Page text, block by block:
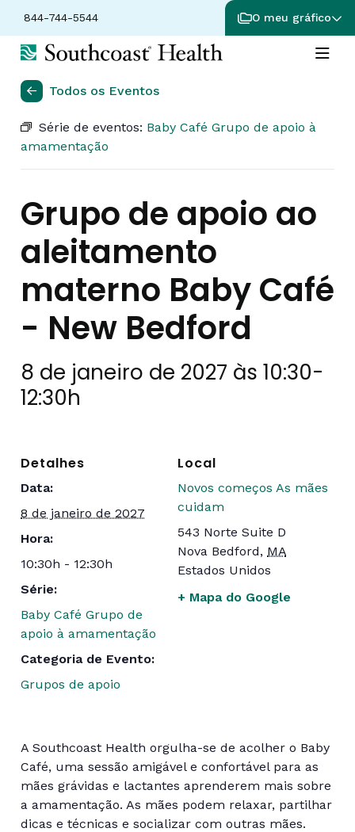
844-744-5544 O meu gráfico
Todos os Eventos
Série de eventos: Baby Café Grupo de apoio à
amamentação
Grupo de apoio ao
aleitamento
materno Baby Café
- New Bedford
8 de janeiro de 2027 às 10:30-
12:30h
Detalhes
Data:
8 de janeiro de 2027
Hora:
10:30h - 12:30h
Série:
Baby Café Grupo de
apoio à amamentação
Categoria de Evento:
Grupos de apoio
Local
Novos começos As mães
cuidam
543 Norte Suite D
Nova Bedford, MA
Estados Unidos
+ Mapa do Google
A Southcoast Health orgulha-se de acolher o Baby
Café, uma sessão amigável e confortável para as
mães grávidas e lactantes aprenderem mais sobre
a amamentação. As mães podem relaxar, partilhar
dicas e técnicas e socializar com outras mães.